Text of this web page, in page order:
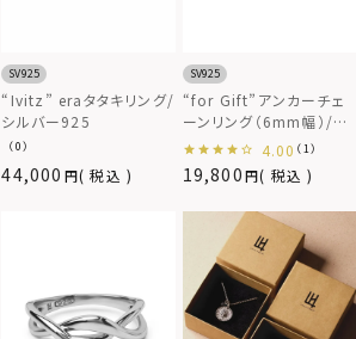
SV925
“Ivitz” eraタタキリング/
シルバー925
（0）
44,000 税込
SV925
“for Gift”アンカーチェ
ーンリング（6mm幅）/シ
ルバー925 4.00 （1）
19,800 税込